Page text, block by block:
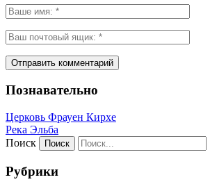
Познавательно
Церковь Фрауен Кирхе
Река Эльба
Поиск
Рубрики